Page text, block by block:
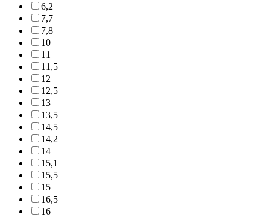
6,2
7,7
7,8
10
11
11,5
12
12,5
13
13,5
14,5
14,2
14
15,1
15,5
15
16,5
16